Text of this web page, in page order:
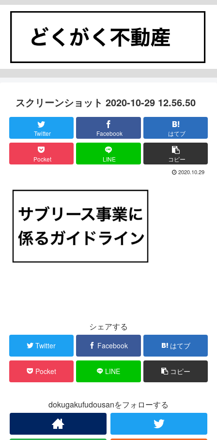
スクリーンショット 2020-10-29 12.56.50
Twitter Facebook はてブ
Pocket LINE コピー
2020.10.29
シェアする
Twitter Facebook はてブ
Pocket LINE コピー
dokugakufudousanをフォローする